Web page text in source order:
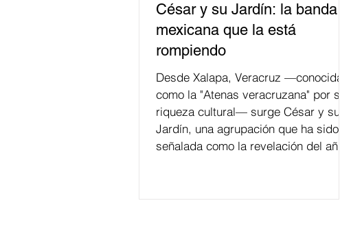
César y su Jardín: la banda
mexicana que la está
rompiendo
Desde Xalapa, Veracruz —conocida
como la "Atenas veracruzana" por su
riqueza cultural— surge César y su
Jardín, una agrupación que ha sido
señalada como la revelación del año